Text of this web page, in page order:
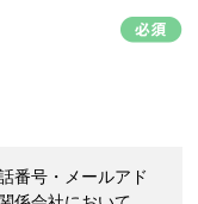
番号・メールアド